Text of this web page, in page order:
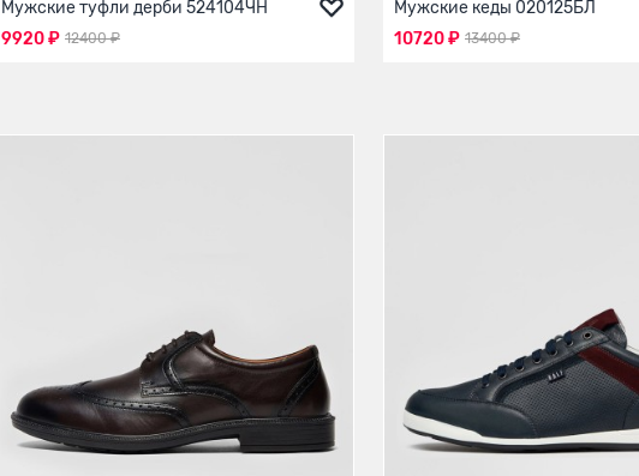
Мужские туфли дерби 524104ЧН
12400 ₽
9920 ₽
Мужские кеды 020125БЛ
13400 ₽
10720 ₽